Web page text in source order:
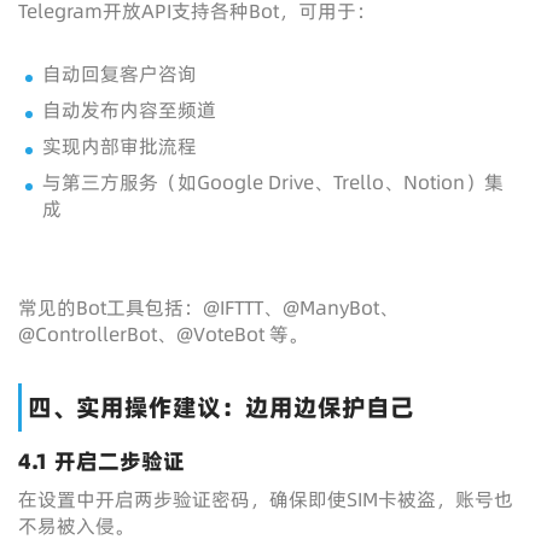
Telegram开放API支持各种Bot，可用于：
自动回复客户咨询
自动发布内容至频道
实现内部审批流程
与第三方服务（如Google Drive、Trello、Notion）集
成
常见的Bot工具包括：@IFTTT、@ManyBot、
@ControllerBot、@VoteBot 等。
四、实用操作建议：边用边保护自己
4.1 开启二步验证
在设置中开启两步验证密码，确保即使SIM卡被盗，账号也
不易被入侵。